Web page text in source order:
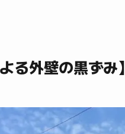
る外壁の黒ずみ】